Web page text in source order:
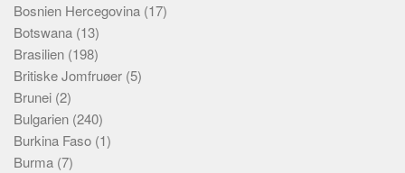
Om
Webstedet
Forhistorien
Redigering
Tekstannoncer
Bannere
Bosnien Hercegovina (17)
Botswana (13)
Brasilien (198)
Britiske Jomfruøer (5)
Brunei (2)
Bulgarien (240)
Burkina Faso (1)
Burma (7)